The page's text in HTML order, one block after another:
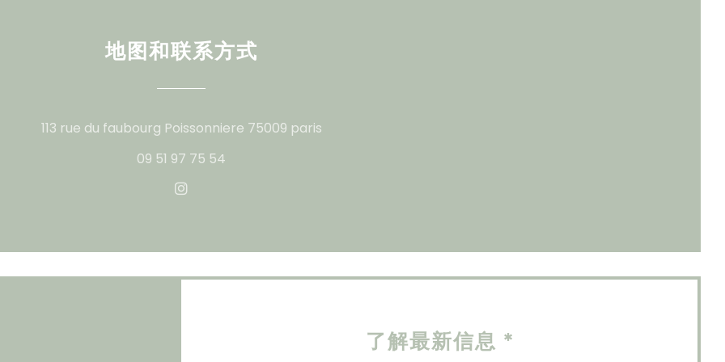
地图和联系方式
113 rue du faubourg Poissonniere 75009 paris((在新窗口中打开))
09 51 97 75 54
Instagram ((在新窗口中打开))
了解最新信息 *